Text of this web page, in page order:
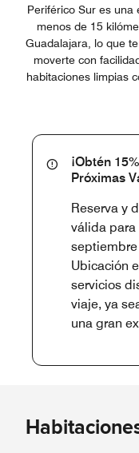
Periférico Sur es una
menos de 15
Guadalajara, lo que
moverte con
habitaciones limpias
¡Obtén
Próximas
Reserva y
válida para
septiembre
Ubicación
servicios
viaje, ya
una gran